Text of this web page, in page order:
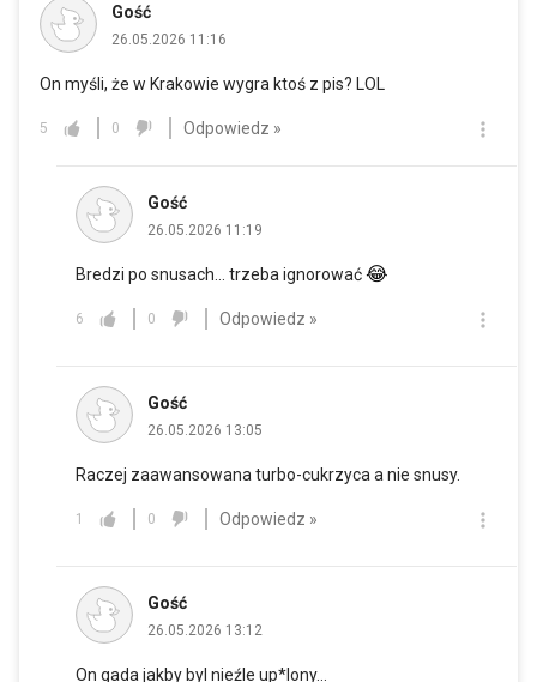
Gość
26.05.2026 11:16
On myśli, że w Krakowie wygra ktoś z pis? LOL
5 0 Odpowiedz »
Gość
26.05.2026 11:19
Bredzi po snusach... trzeba ignorować😂
6 0 Odpowiedz »
Gość
26.05.2026 13:05
Raczej zaawansowana turbo-cukrzyca a nie snusy.
1 0 Odpowiedz »
Gość
26.05.2026 13:12
On gada jakby byl nieźle up*lony...